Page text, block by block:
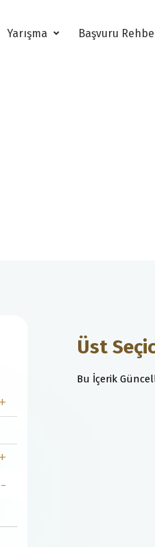
Yarışma Başvuru
Üst
Bu İçerik